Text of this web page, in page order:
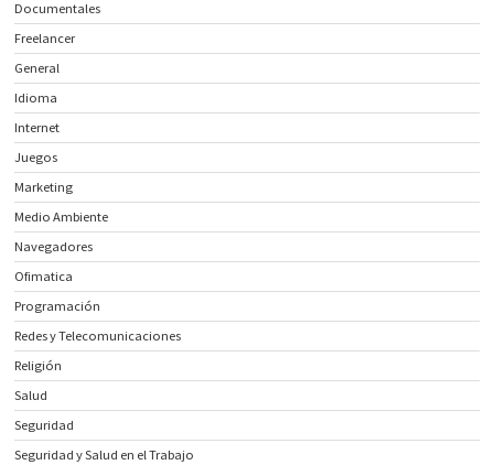
Documentales
Freelancer
General
Idioma
Internet
Juegos
Marketing
Medio Ambiente
Navegadores
Ofimatica
Programación
Redes y Telecomunicaciones
Religión
Salud
Seguridad
Seguridad y Salud en el Trabajo